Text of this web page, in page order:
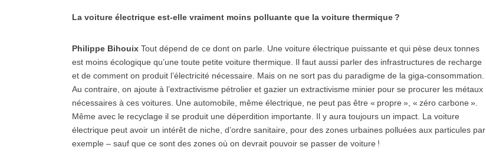
La voiture électrique est-elle vraiment moins polluante que la voiture thermique ?
Philippe Bihouix Tout dépend de ce dont on parle. Une voiture électrique puissante et qui pèse deux tonnes
est moins écologique qu’une toute petite voiture thermique. Il faut aussi parler des infrastructures de recharge
et de comment on produit l’électricité nécessaire. Mais on ne sort pas du paradigme de la giga-consommation.
Au contraire, on ajoute à l’extractivisme pétrolier et gazier un extractivisme minier pour se procurer les métaux
nécessaires à ces voitures. Une automobile, même électrique, ne peut pas être « propre », « zéro carbone ».
Même avec le recyclage il se produit une déperdition importante. Il y aura toujours un impact. La voiture
électrique peut avoir un intérêt de niche, d’ordre sanitaire, pour des zones urbaines polluées aux particules par
exemple – sauf que ce sont des zones où on devrait pouvoir se passer de voiture !